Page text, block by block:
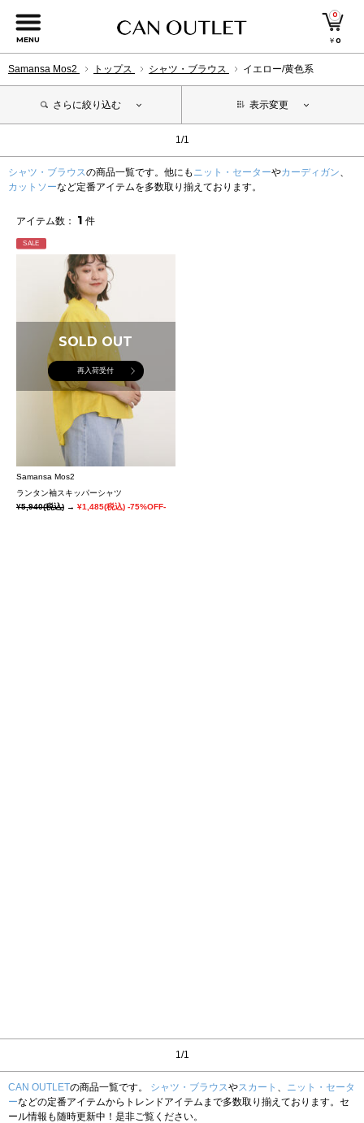
MENU
0
￥0
Samansa Mos2 トップス シャツ・ブラウス イエロー/黄色系
さらに絞り込む 表示変更
1/1
シャツ・ブラウスの商品一覧です。他にも ニット・セーターやカーディガン、
カットソーなど定番アイテムを多数取り揃えております。
アイテム数： 1 件
SALE
SOLD OUT
再入荷受付
Samansa Mos2
ランタン袖スキッパーシャツ
¥5,940(税込) → ¥1,485(税込) -75%OFF-
1/1
CAN OUTLETの商品一覧です。 シャツ・ブラウスやスカート 、 ニット・セータ
ーなどの定番アイテムからトレンドアイテムまで多数取り揃えております。セ
ール情報も随時更新中！是非ご覧ください。